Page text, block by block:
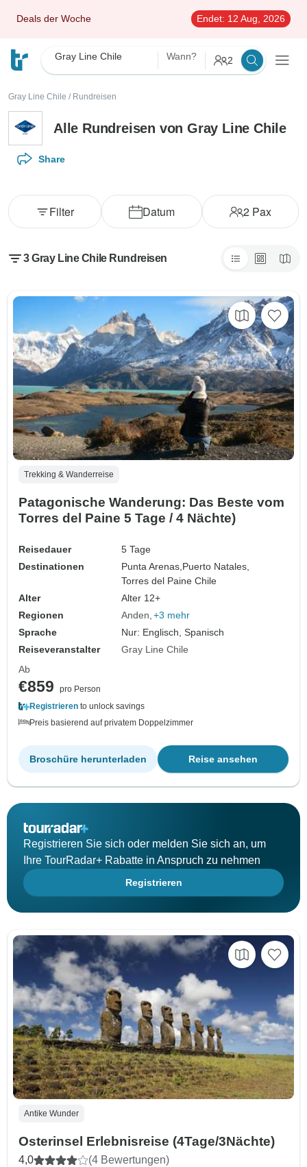
Deals der Woche Endet: 12 Aug, 2026
Gray Line Chile Wann? 2
Gray Line Chile / Rundreisen
Alle Rundreisen von Gray Line Chile
Share
Datum 2 Pax
Filter
3 Gray Line Chile Rundreisen
Trekking & Wanderreise
Patagonische Wanderung: Das Beste vom
Torres del Paine 5 Tage / 4 Nächte)
Reisedauer
5 Tage
Destinationen
Punta Arenas, Puerto Natales,
Torres del Paine Chile
Alter
Alter 12+
Regionen
Anden +3 mehr
Sprache
Nur: Englisch, Spanisch
Reiseveranstalter
Gray Line Chile
Ab
€859
pro Person
Registrieren to unlock savings
Preis basierend auf privatem Doppelzimmer
Reise ansehen
Broschüre herunterladen
Registrieren Sie sich oder melden Sie sich an, um
Ihre TourRadar+ Rabatte in Anspruch zu nehmen
Registrieren
Antike Wunder
Osterinsel Erlebnisreise (4Tage/3Nächte)
4,0 (4 Bewertungen)